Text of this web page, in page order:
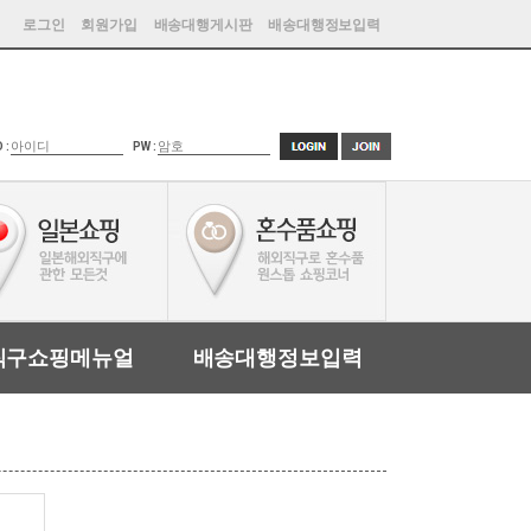
로그인 회원가입 배송대행게시판 배송대행정보입력
: PW :
구쇼핑메뉴얼 배송대행정보입력